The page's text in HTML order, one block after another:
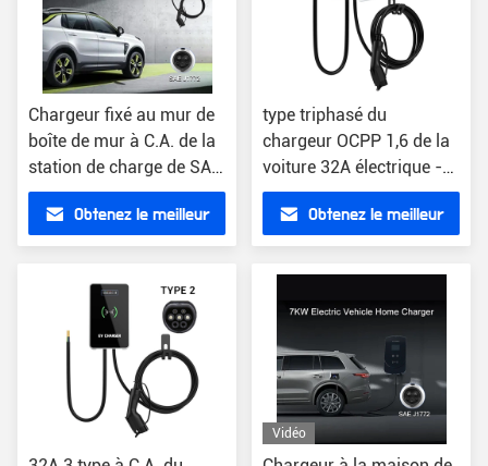
Chargeur fixé au mur de
boîte de mur à C.A. de la
station de charge de SAE
J1772 EV 7KW
Obtenez le meilleur
type triphasé du
chargeur OCPP 1,6 de la
voiture 32A électrique -
station de la charge 2
Obtenez le meilleur
Vidéo